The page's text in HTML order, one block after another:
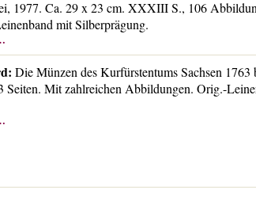
1977. Ca. 29 x 23 cm. XXXIII S., 106
mit Silberprägung.
Die Münzen des Kurfürstentums Sachsen
Seiten. Mit zahlreichen Abbildungen. Orig.-